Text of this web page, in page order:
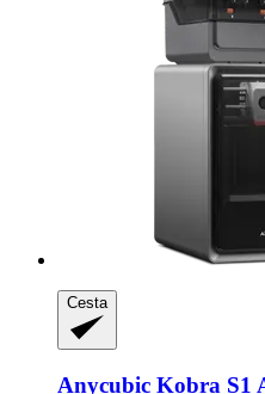
Cesta
Anycubic Kobra S1